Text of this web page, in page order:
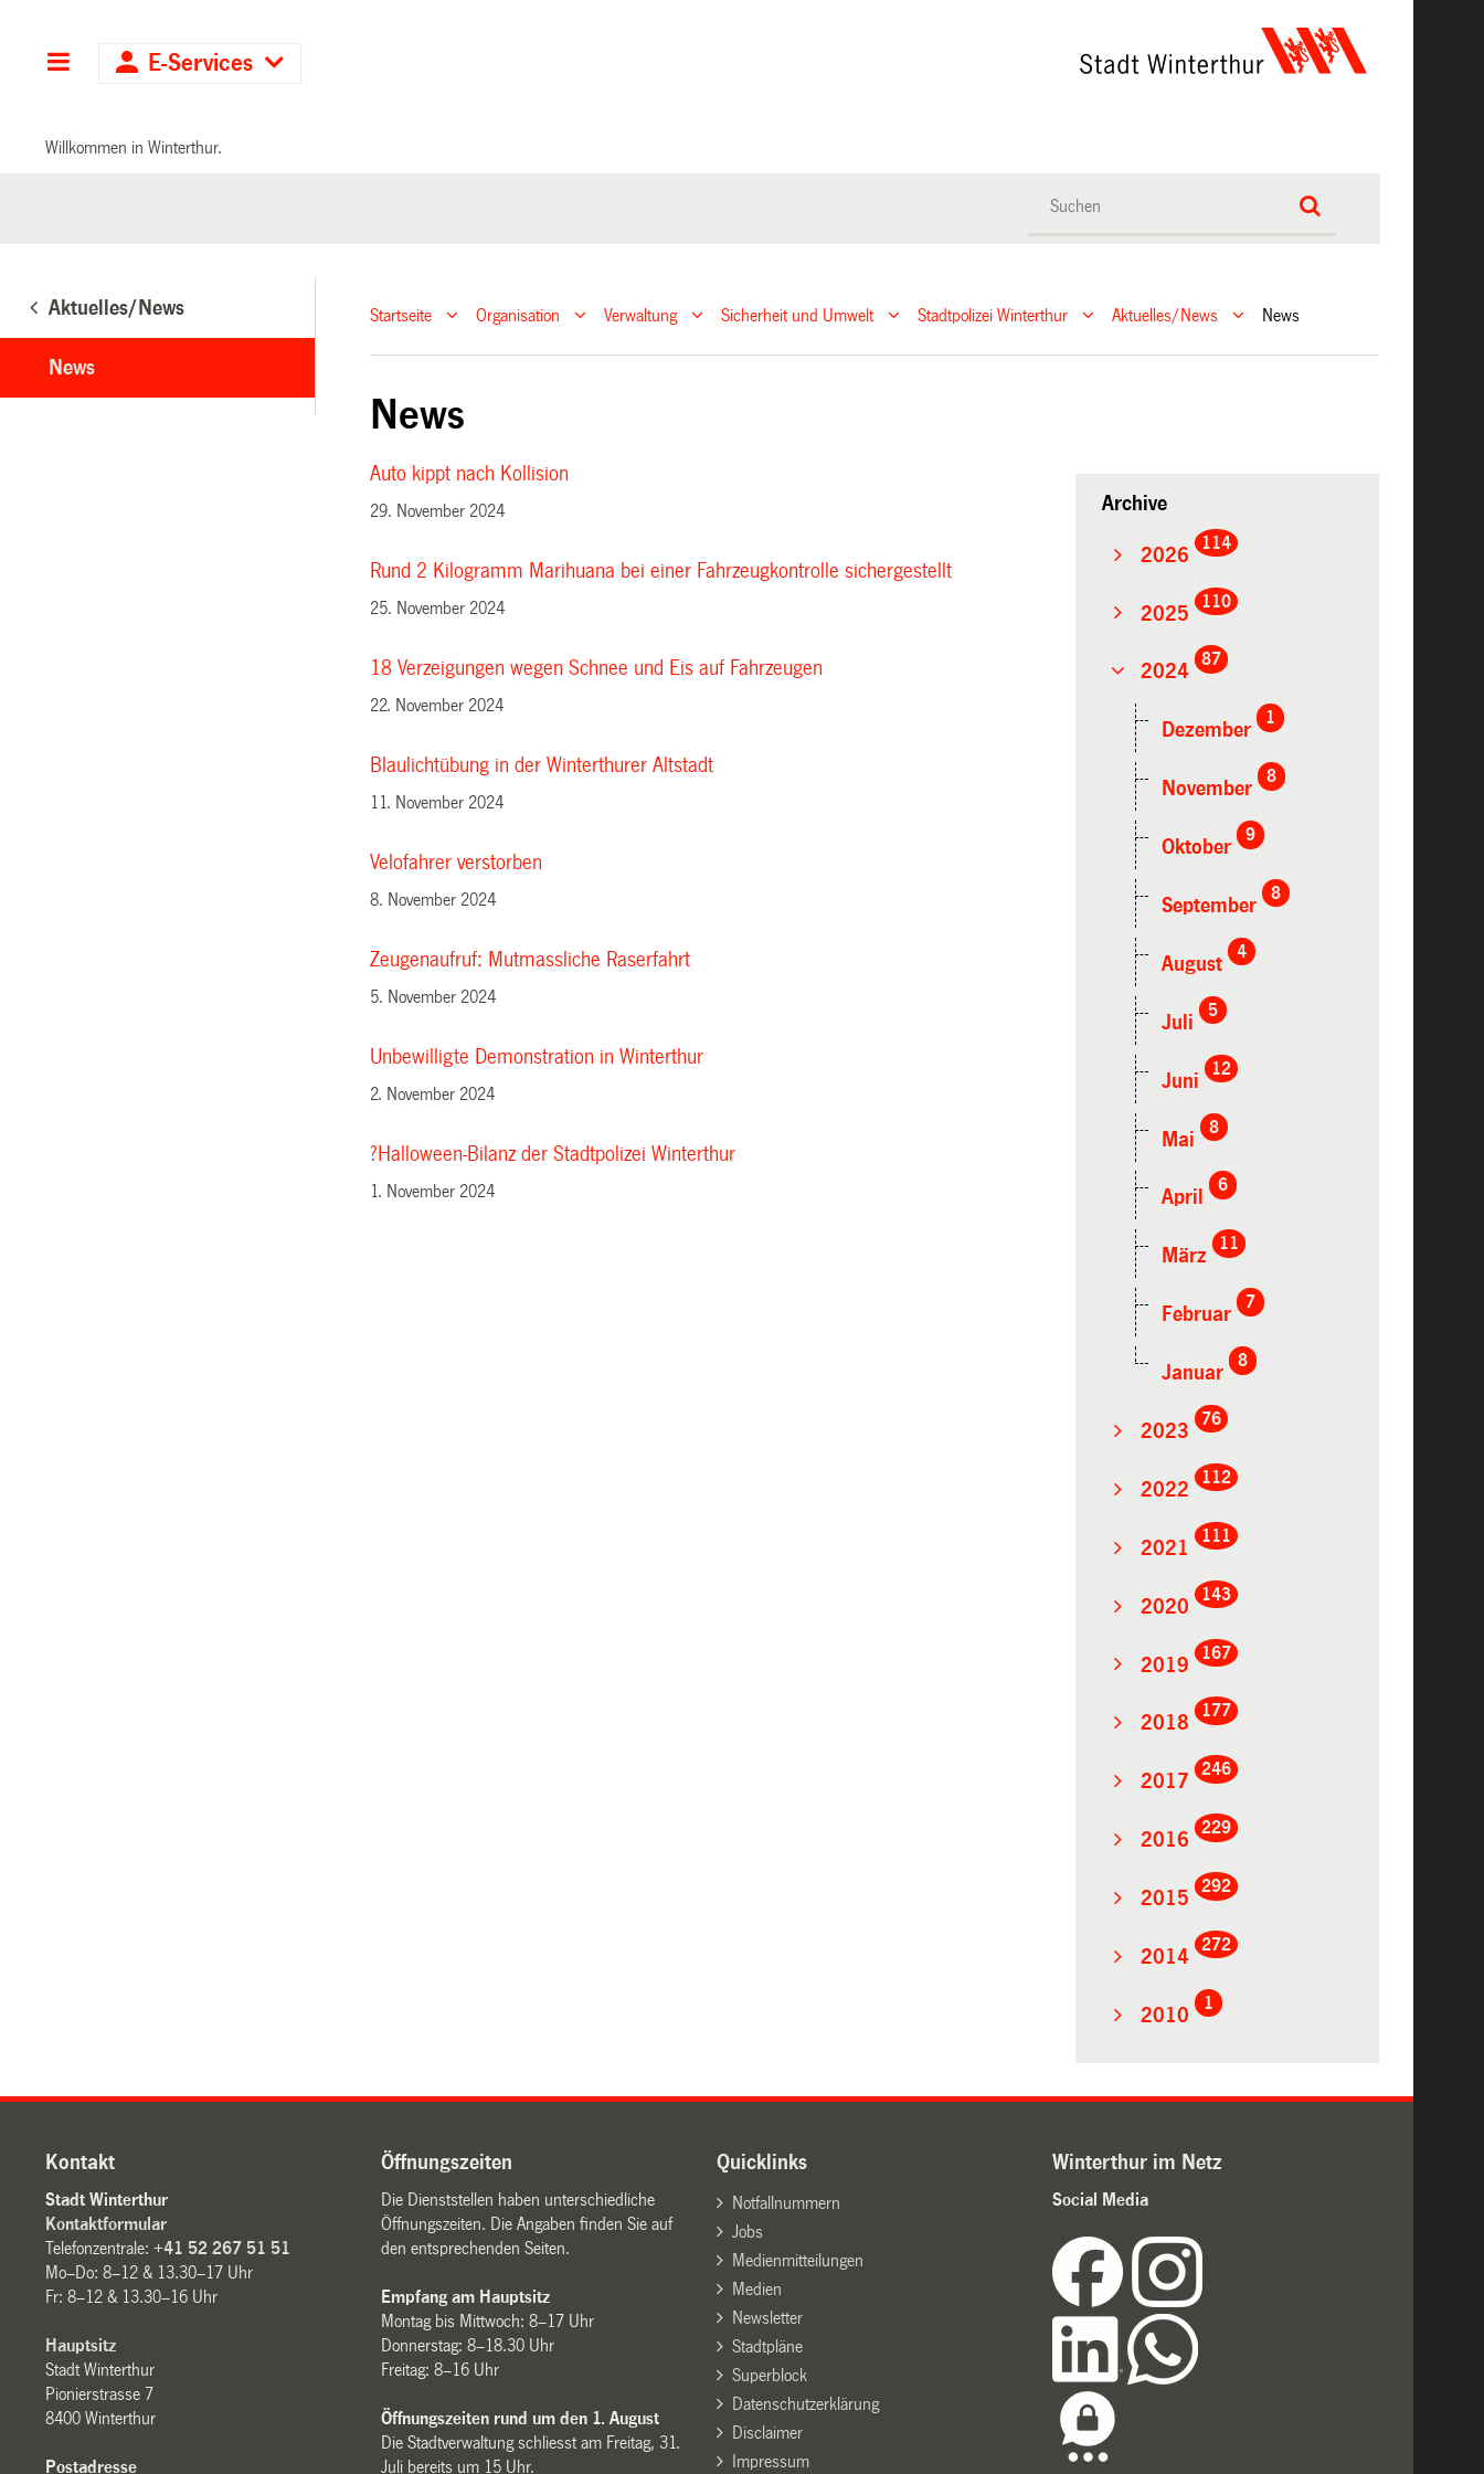
Hauptnavigation
E-Services
Willkommen in Winterthur.
Aktuelles/News
News
Startseite Organisation Verwaltung Sicherheit und Umwelt Stadtpolizei Winterthur Aktuelles/News News
News
Auto kippt nach Kollision
29. November 2024
Rund 2 Kilogramm Marihuana bei einer Fahrzeugkontrolle sichergestellt
25. November 2024
18 Verzeigungen wegen Schnee und Eis auf Fahrzeugen
22. November 2024
Blaulichtübung in der Winterthurer Altstadt
11. November 2024
Velofahrer verstorben
8. November 2024
Zeugenaufruf: Mutmassliche Raserfahrt
5. November 2024
Unbewilligte Demonstration in Winterthur
2. November 2024
?Halloween-Bilanz der Stadtpolizei Winterthur
1. November 2024
Archive
2026
114
2025
110
2024
87
Dezember
1
November
8
Oktober
9
September
8
August
4
Juli
5
Juni
12
Mai
8
April
6
März
11
Februar
7
Januar
8
2023
76
2022
112
2021
111
2020
143
2019
167
2018
177
2017
246
2016
229
2015
292
2014
272
2010
1
Kontakt
Stadt Winterthur
Kontaktformular
Telefonzentrale:+41 52 267 51 51
Mo–Do: 8–12 & 13.30–17 Uhr
Fr: 8–12 & 13.30–16 Uhr
Hauptsitz
Stadt Winterthur
Pionierstrasse 7
8400 Winterthur
Postadresse
Öffnungszeiten
Die Dienststellen haben unterschiedliche
Öffnungszeiten. Die Angaben finden Sie auf
den entsprechenden Seiten.
Empfang am Hauptsitz
Montag bis Mittwoch: 8–17 Uhr
Donnerstag: 8–18.30 Uhr
Freitag: 8–16 Uhr
Öffnungszeiten rund um den 1. August
Die Stadtverwaltung schliesst am Freitag, 31.
Juli bereits um 15 Uhr.
Quicklinks
Notfallnummern
Jobs
Medienmitteilungen
Medien
Newsletter
Stadtpläne
Superblock
Datenschutzerklärung
Disclaimer
Impressum
Winterthur im Netz
Social Media